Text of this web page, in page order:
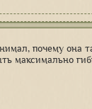
почему она
максимально